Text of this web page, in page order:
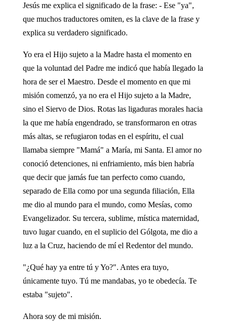
Jesús me explica el significado de la frase: - Ese "ya",
que muchos traductores omiten, es la clave de la frase y
explica su verdadero significado.
Yo era el Hijo sujeto a la Madre hasta el momento en
que la voluntad del Padre me indicó que había llegado la
hora de ser el Maestro. Desde el momento en que mi
misión comenzó, ya no era el Hijo sujeto a la Madre,
sino el Siervo de Dios. Rotas las ligaduras morales hacia
la que me había engendrado, se transformaron en otras
más altas, se refugiaron todas en el espíritu, el cual
llamaba siempre "Mamá" a María, mi Santa. El amor no
conoció detenciones, ni enfriamiento, más bien habría
que decir que jamás fue tan perfecto como cuando,
separado de Ella como por una segunda filiación, Ella
me dio al mundo para el mundo, como Mesías, como
Evangelizador. Su tercera, sublime, mística maternidad,
tuvo lugar cuando, en el suplicio del Gólgota, me dio a
luz a la Cruz, haciendo de mí el Redentor del mundo.
"¿Qué hay ya entre tú y Yo?". Antes era tuyo,
únicamente tuyo. Tú me mandabas, yo te obedecía. Te
estaba "sujeto".
Ahora soy de mi misión.